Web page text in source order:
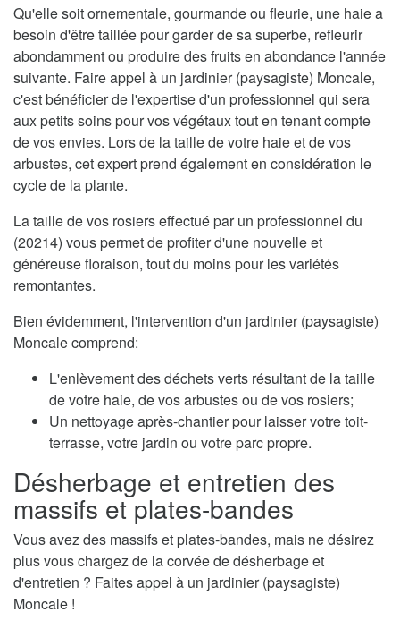
Qu'elle soit ornementale, gourmande ou fleurie, une haie a
besoin d'être taillée pour garder de sa superbe, refleurir
abondamment ou produire des fruits en abondance l'année
suivante. Faire appel à un jardinier (paysagiste) Moncale,
c'est bénéficier de l'expertise d'un professionnel qui sera
aux petits soins pour vos végétaux tout en tenant compte
de vos envies. Lors de la taille de votre haie et de vos
arbustes, cet expert prend également en considération le
cycle de la plante.
La taille de vos rosiers effectué par un professionnel du
(20214) vous permet de profiter d'une nouvelle et
généreuse floraison, tout du moins pour les variétés
remontantes.
Bien évidemment, l'intervention d'un jardinier (paysagiste)
Moncale comprend:
L'enlèvement des déchets verts résultant de la taille
de votre haie, de vos arbustes ou de vos rosiers;
Un nettoyage après-chantier pour laisser votre toit-
terrasse, votre jardin ou votre parc propre.
Désherbage et entretien des
massifs et plates-bandes
Vous avez des massifs et plates-bandes, mais ne désirez
plus vous chargez de la corvée de désherbage et
d'entretien ? Faites appel à un jardinier (paysagiste)
Moncale !